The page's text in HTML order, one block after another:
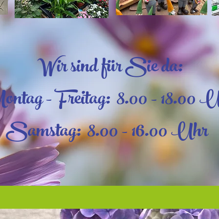
Wir sind für Sie da:
- Freitag: 8.00 - 18.00
Samstag: 8.00 - 16.00 Uhr